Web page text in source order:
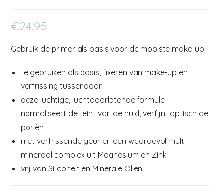
€24.95
Gebruik de primer als basis voor de mooiste make-up
te gebruiken als basis, fixeren van make-up en
verfrissing tussendoor
deze luchtige, luchtdoorlatende formule
normaliseert de teint van de huid, verfijnt optisch de
poriën
met verfrissende geur en een waardevol multi
mineraal complex uit Magnesium en Zink.
vrij van Siliconen en Minerale Oliën